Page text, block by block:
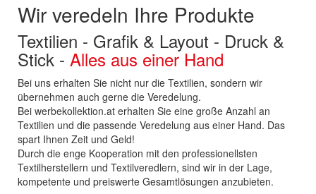
Wir veredeln Ihre Produkte
Textilien - Grafik & Layout - Druck &
Stick - Alles aus einer Hand
Bei uns erhalten Sie nicht nur die Textilien, sondern wir
übernehmen auch gerne die Veredelung.
Bei werbekollektion.at erhalten Sie eine große Anzahl an
Textilien und die passende Veredelung aus einer Hand. Das
spart Ihnen Zeit und Geld!
Durch die enge Kooperation mit den professionellsten
Textilherstellern und Textilveredlern, sind wir in der Lage,
kompetente und preiswerte Gesamtlösungen anzubieten.